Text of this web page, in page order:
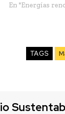
En "Energías
TAGS